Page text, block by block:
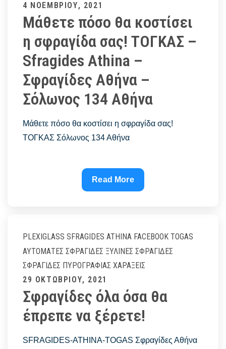
Posted
on
4 ΝΟΕΜΒΡΊΟΥ, 2021
Μάθετε πόσο θα κοστίσει
η σφραγίδα σας! ΤΟΓΚΑΣ –
Sfragides Athina –
Σφραγίδες Αθήνα –
Σόλωνος 134 Αθήνα
Μάθετε πόσο θα κοστίσει η σφραγίδα σας!
ΤΟΓΚΑΣ Σόλωνος 134 Αθήνα
Μάθετε
πόσο
η
ΤΟΓΚΑΣ
–
Sfragides
Athina
–
Σφραγίδες
Read More
PLEXIGLASS SFRAGIDES ATHINA FACEBOOK TOGAS
ΑΥΤΌΜΑΤΕΣ ΣΦΡΑΓΊΔΕΣ ΞΎΛΙΝΕΣ ΣΦΡΑΓΊΔΕΣ
ΣΦΡΑΓΊΔΕΣ ΠΥΡΟΓΡΑΦΊΑΣ ΧΑΡΆΞΕΙΣ
Posted
on
29 ΟΚΤΩΒΡΊΟΥ, 2021
Σφραγίδες όλα όσα θα
έπρεπε να ξέρετε!
SFRAGIDES-ATHINA-TOGAS Σφραγίδες Αθήνα